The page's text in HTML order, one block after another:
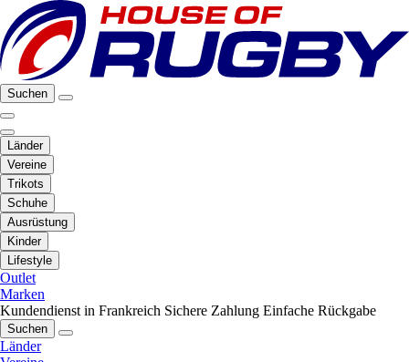
Suchen
Länder
Vereine
Trikots
Schuhe
Ausrüstung
Kinder
Lifestyle
Outlet
Marken
Kundendienst in Frankreich Sichere Zahlung Einfache Rückgabe
Suchen
Länder